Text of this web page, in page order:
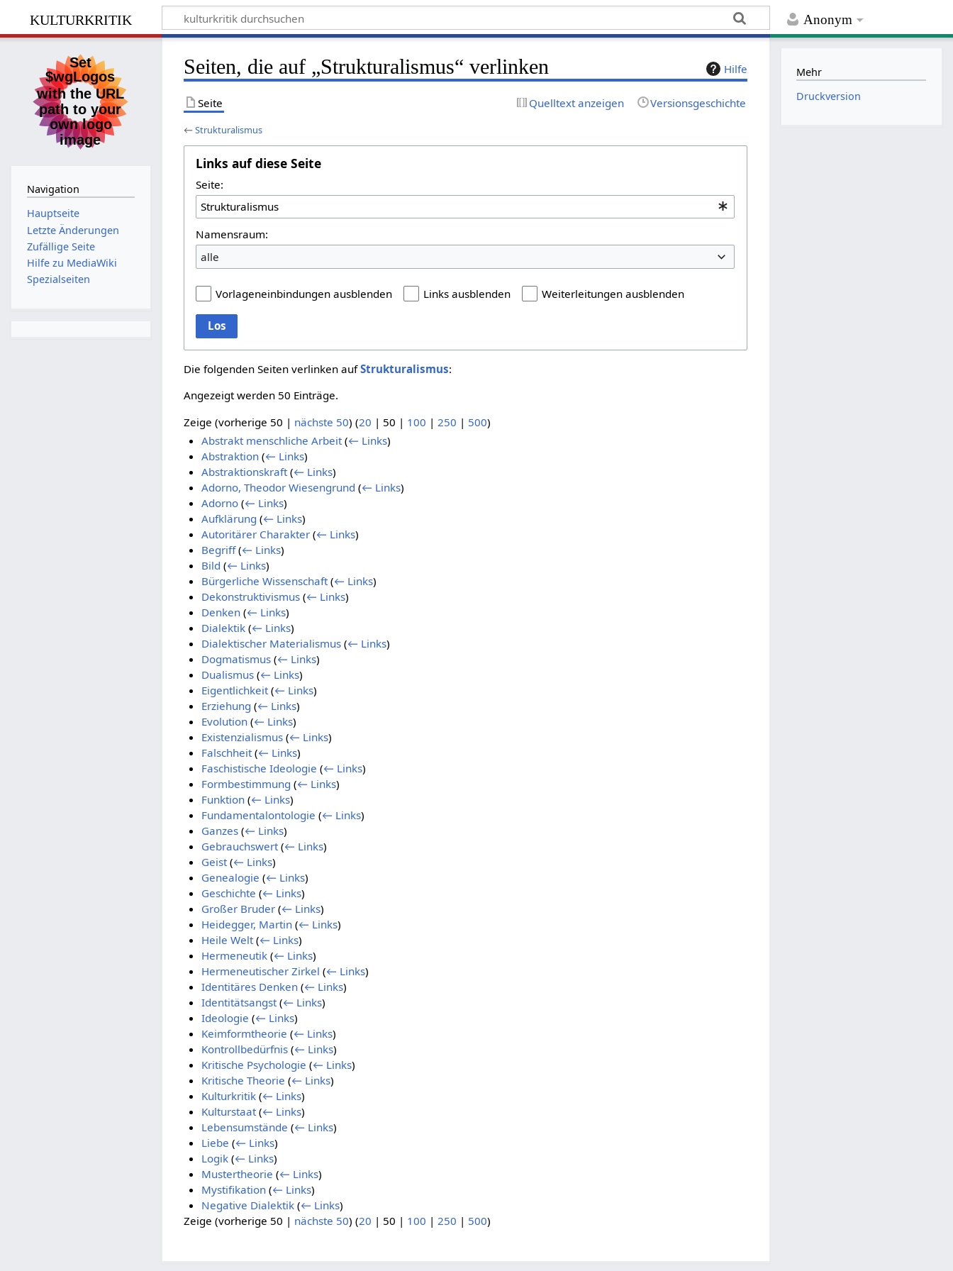
Anonym
kulturkritik
Hilfe
Seiten, die auf „Strukturalismus“ verlinken
Seite Quelltext anzeigen Versionsgeschichte
←Strukturalismus
Links auf diese Seite
Seite:
Namensraum:
alle
Vorlageneinbindungen ausblenden Links ausblenden Weiterleitungen ausblenden
Los
Die folgenden Seiten verlinken aufStrukturalismus:
Angezeigt werden 50 Einträge.
Zeige (vorherige 50 | nächste 50) (20 | 50 | 100 | 250 | 500)
Abstrakt menschliche Arbeit (← Links)
Abstraktion (← Links)
Abstraktionskraft (← Links)
Adorno, Theodor Wiesengrund (← Links)
Adorno (← Links)
Aufklärung (← Links)
Autoritärer Charakter (← Links)
Begriff (← Links)
Bild (← Links)
Bürgerliche Wissenschaft (← Links)
Dekonstruktivismus (← Links)
Denken (← Links)
Dialektik (← Links)
Dialektischer Materialismus (← Links)
Dogmatismus (← Links)
Dualismus (← Links)
Eigentlichkeit (← Links)
Erziehung (← Links)
Evolution (← Links)
Existenzialismus (← Links)
Falschheit (← Links)
Faschistische Ideologie (← Links)
Formbestimmung (← Links)
Funktion (← Links)
Fundamentalontologie (← Links)
Ganzes (← Links)
Gebrauchswert (← Links)
Geist (← Links)
Genealogie (← Links)
Geschichte (← Links)
Großer Bruder (← Links)
Heidegger, Martin (← Links)
Heile Welt (← Links)
Hermeneutik (← Links)
Hermeneutischer Zirkel (← Links)
Identitäres Denken (← Links)
Identitätsangst (← Links)
Ideologie (← Links)
Keimformtheorie (← Links)
Kontrollbedürfnis (← Links)
Kritische Psychologie (← Links)
Kritische Theorie (← Links)
Kulturkritik (← Links)
Kulturstaat (← Links)
Lebensumstände (← Links)
Liebe (← Links)
Logik (← Links)
Mustertheorie (← Links)
Mystifikation (← Links)
Negative Dialektik (← Links)
Zeige (vorherige 50 | nächste 50) (20 | 50 | 100 |250 | 500)
Navigation
Hauptseite
Letzte Änderungen
Zufällige Seite
Hilfe zu MediaWiki
Spezialseiten
Mehr
Druckversion